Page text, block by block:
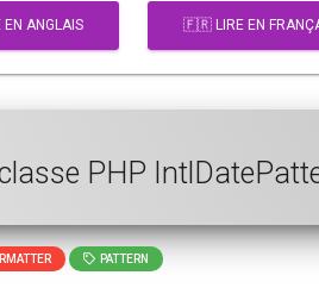
ANGLAIS 🇫🇷 LIRE EN
PHP
PATTERN